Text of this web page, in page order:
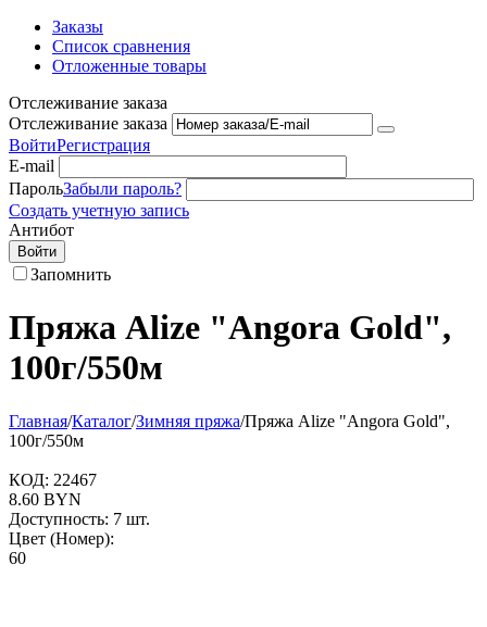
Заказы
Список сравнения
Отложенные товары
Отслеживание заказа
Отслеживание заказа
ВойтиРегистрация
E-mail
ПарольЗабыли пароль?
Создать учетную запись
Антибот
Войти
Запомнить
Пряжа Alize "Angora Gold",
100г/550м
Главная/Каталог/Зимняя пряжа/Пряжа Alize "Angora Gold",
100г/550м
КОД: 22467
8.60 BYN
Доступность: 7 шт.
Цвет (Номер):
60